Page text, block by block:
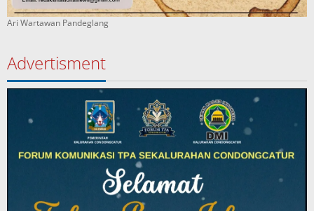
Ari Wartawan Pandeglang
Advertisment